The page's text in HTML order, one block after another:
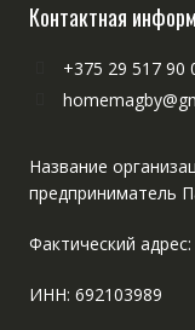
Контактная
+375 29 517 90
Название
предприниматель
Фактический
ИНН: 692103989